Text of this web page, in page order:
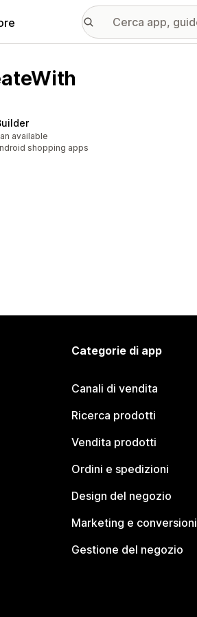
available
shopping apps
Categorie di app
Canali di vendita
Ricerca prodotti
Vendita prodotti
Ordini e spedizioni
Design del negozio
Marketing e conversioni
Gestione del negozio